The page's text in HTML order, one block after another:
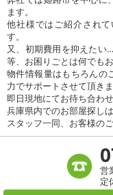
ます。
他社様ではご紹介され
す。
又、初期費用を抑えた
等、お困りごとは何でも
物件情報量はもちろんの
力でサポートさせて頂きま
即日現地にてお待ち合わ
兵庫県内でのお部屋探し
スタッフ一同、お客様の
営
定